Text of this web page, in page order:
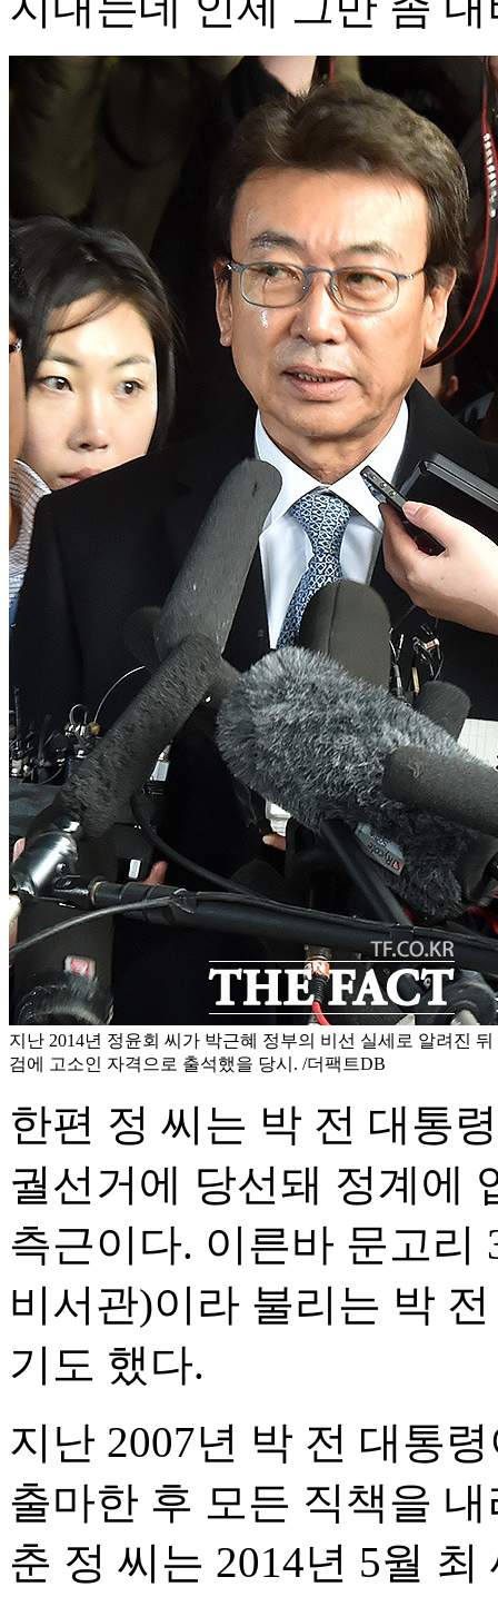
지난 2014년 정윤회 씨가 박근혜 정부의 비선 실세로 알려진
검에 고소인 자격으로 출석했을 당시. /더팩트DB
한편 정 씨는 박 전 대통
궐선거에 당선돼 정계에
측근이다. 이른바 문고리
비서관)이라 불리는 박
기도 했다.
지난 2007년 박 전 대통
출마한 후 모든 직책을
춘 정 씨는 2014년 5월